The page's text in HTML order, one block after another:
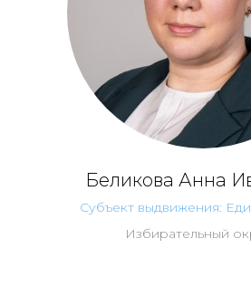
Беликова Анна
Субъект выдвижения:
Избирательный